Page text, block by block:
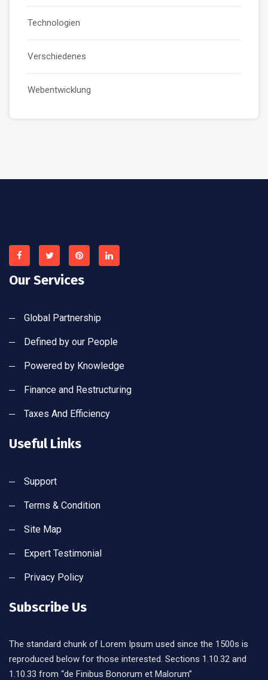
Technologien
Verschiedenes
Webentwicklung
Our Services
Global Partnership
Defined by our People
Powered by Knowledge
Finance and Restructuring
Taxes And Efficiency
Useful Links
Support
Terms & Condition
Site Map
Expert Testimonial
Privacy Policy
Subscribe Us
The standard chunk of Lorem Ipsum used since the 1500s is
reproduced below for those interested. Sections 1.10.32 and
1.10.33 from “de Finibus Bonorum et Malorum”